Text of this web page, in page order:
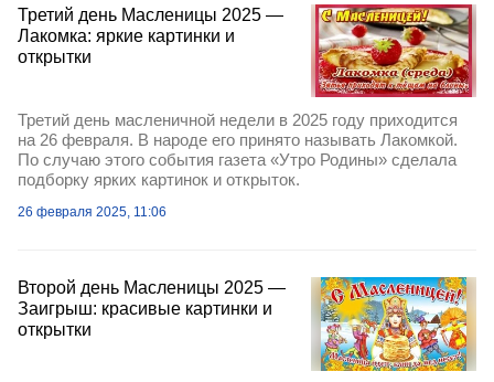
Третий день Масленицы 2025 —
Лакомка: яркие картинки и
открытки
Третий день масленичной недели в 2025 году приходится
на 26 февраля. В народе его принято называть Лакомкой.
По случаю этого события газета «Утро Родины» сделала
подборку ярких картинок и открыток.
26 февраля 2025, 11:06
Второй день Масленицы 2025 —
Заигрыш: красивые картинки и
открытки